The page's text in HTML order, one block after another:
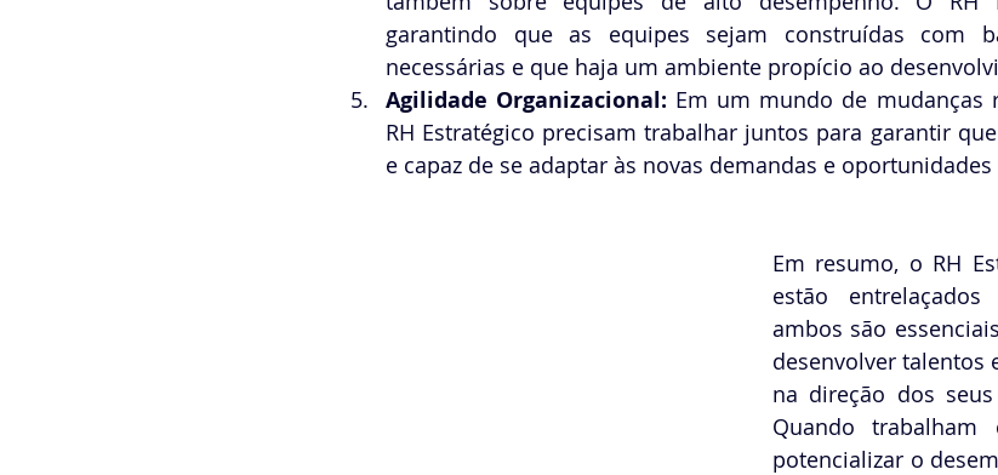
garantindo que as equipes sejam construídas com
necessárias e que haja um ambiente propício ao
Agilidade Organizacional: Em um mundo de mudanças
RH Estratégico precisam trabalhar juntos para garantir
e capaz de se adaptar às novas demandas e
Em resumo, o RH
estão
ambos são
desenvolver talentos
na direção dos
Quando trabalham
potencializar o